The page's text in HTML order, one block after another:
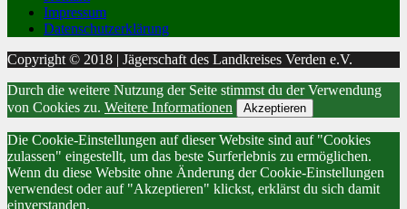
Impressum
Datenschutzerklärung
Copyright © 2018 | Jägerschaft des Landkreises Verden e.V.
Durch die weitere Nutzung der Seite stimmst du der Verwendung
von Cookies zu. Weitere Informationen Akzeptieren
Die Cookie-Einstellungen auf dieser Website sind auf "Cookies
zulassen" eingestellt, um das beste Surferlebnis zu ermöglichen.
Wenn du diese Website ohne Änderung der Cookie-Einstellungen
verwendest oder auf "Akzeptieren" klickst, erklärst du sich damit
einverstanden.